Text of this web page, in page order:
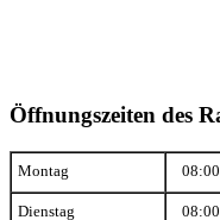
Öffnungszeiten des
Montag
Dienstag